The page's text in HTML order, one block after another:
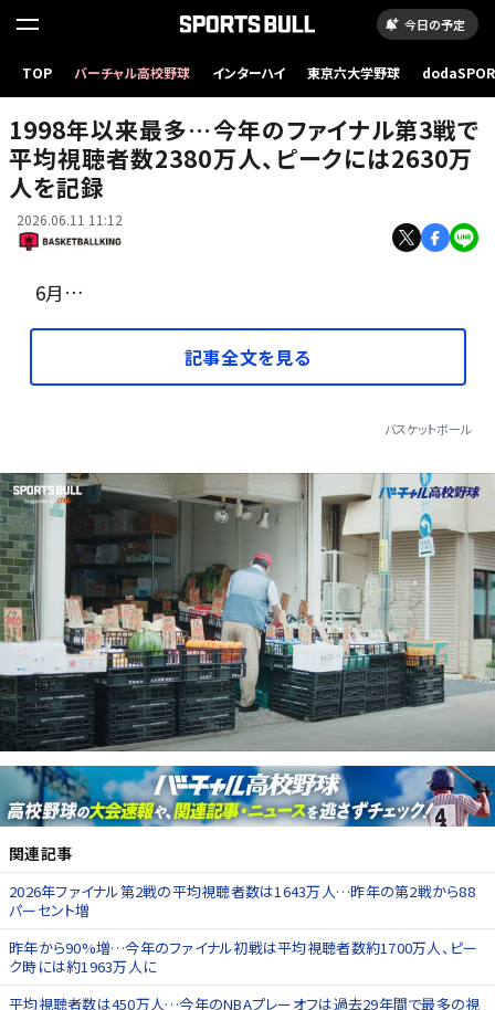
今日の予定
TOP バーチャル高校野球 インターハイ 東京六大学野球
スパーズがファイナル第3戦でニックスに勝利[写真]=Getty Images
1998年以来最多…今年のファイナル第3戦で
平均視聴者数2380万人、ピークには2630万
人を記録
2026.06.11 11:12
6月…
記事全文を見る
バスケットボール
関連記事
2026年ファイナル第2戦の平均視聴者数は1643万人…昨年の第2戦から88
パーセント増
昨年から90%増…今年のファイナル初戦は平均視聴者数約1700万人、ピー
ク時には約1963万人に
平均視聴者数は450万人…今年のNBAプレーオフは過去29年間で最多の視